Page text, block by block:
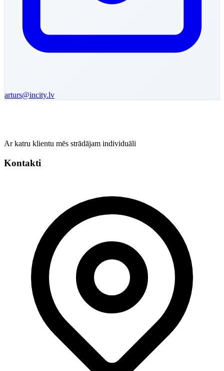
arturs@incity.lv
Ar katru klientu mēs strādājam individuāli
Kontakti